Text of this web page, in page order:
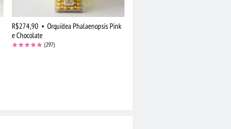
R$274,90 • Orquídea Phalaenopsis Pink
e Chocolate
(297)